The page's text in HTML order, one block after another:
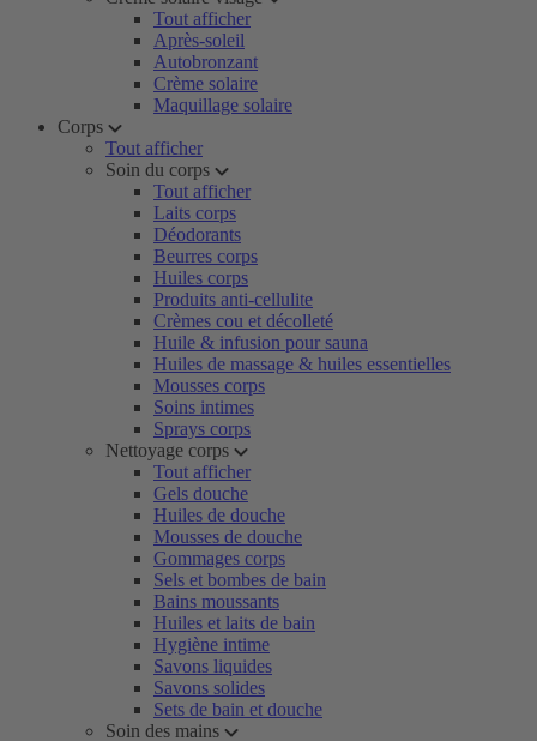
Tout afficher
Après-soleil
Autobronzant
Crème solaire
Maquillage solaire
Corps
Tout afficher
Soin du corps
Tout afficher
Laits corps
Déodorants
Beurres corps
Huiles corps
Produits anti-cellulite
Crèmes cou et décolleté
Huile & infusion pour sauna
Huiles de massage & huiles essentielles
Mousses corps
Soins intimes
Sprays corps
Nettoyage corps
Tout afficher
Gels douche
Huiles de douche
Mousses de douche
Gommages corps
Sels et bombes de bain
Bains moussants
Huiles et laits de bain
Hygiène intime
Savons liquides
Savons solides
Sets de bain et douche
Soin des mains